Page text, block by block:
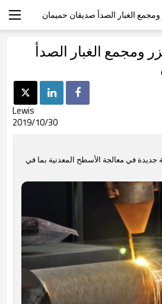
ومجمع الغبار الصدأ صديقان حميمان
ومجمع الغبار الصدأ
Lewis
2019/10/30
جديدة في معالجة الأسطح المعدنية بما في